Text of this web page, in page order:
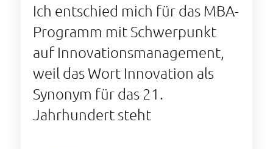
Ich entschied mich für das MBA-
Programm mit Schwerpunkt
auf Innovationsmanagement,
weil das Wort Innovation als
Synonym für das 21.
Jahrhundert steht